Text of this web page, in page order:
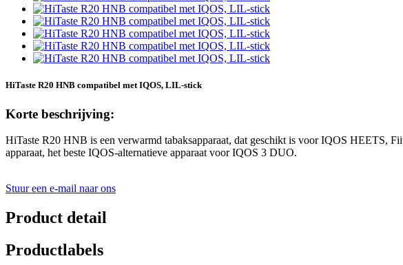
HiTaste R20 HNB compatibel met IQOS, LIL-stick
Korte beschrijving:
HiTaste R20 HNB is een verwarmd tabaksapparaat, dat geschikt is voor IQOS HEETS,
apparaat, het beste IQOS-alternatieve apparaat voor IQOS 3 DUO.
Stuur een e-mail naar ons
Product detail
Productlabels